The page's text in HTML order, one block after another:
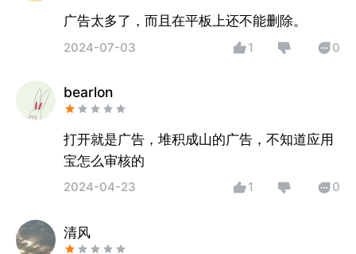
广告太多了，而且在平板上还不能删除。
2024-07-03 1 0
bearlon
打开就是广告，堆积成山的广告，不知道应用
宝怎么审核的
2024-04-23 1 0
清风